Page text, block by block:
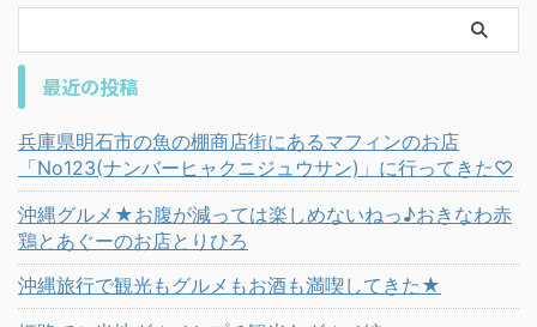
最近の投稿
兵庫県明石市の魚の棚商店街にあるマフィンのお店
「No123(ナンバーヒャクニジュウサン)」に行ってきた♡
沖縄グルメ★お腹が減っては楽しめないねっ♪おきなわ赤
鶏とあぐーのお店とりひろ
沖縄旅行で観光もグルメもお酒も満喫してきた★